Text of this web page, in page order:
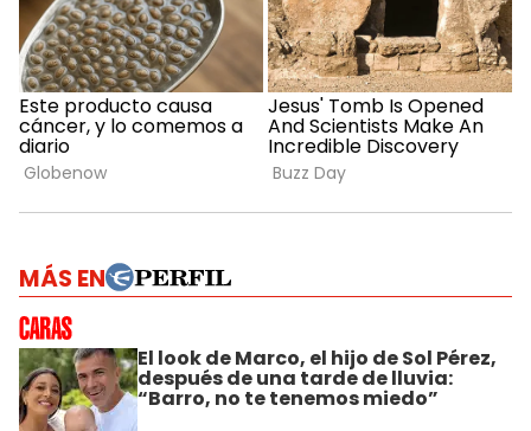
MÁS EN
El look de Marco, el hijo de Sol Pérez,
después de una tarde de lluvia:
“Barro, no te tenemos miedo”